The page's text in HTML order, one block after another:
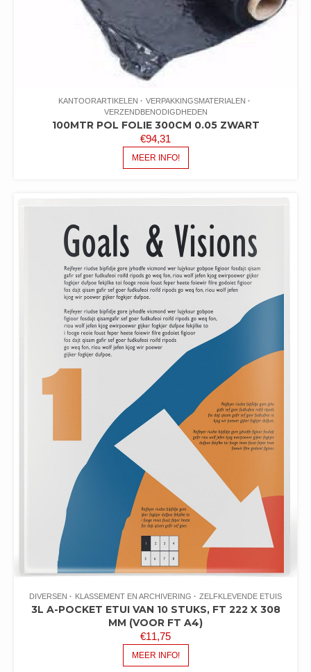
KANTOORARTIKELEN
VERPAKKINGSMATERIALEN
VERZENDBENODIGDHEDEN
100MTR POL FOLIE 300CM 0.05 ZWART
€94,31
MEER INFO!
DIVERSEN KLASSEMENT EN ARCHIVERING ZELFKLEVENDE ETUIS
3L A-POCKET ETUI VAN 10 STUKS, FT 222 X 308
MM (VOOR FT A4)
€11,75
MEER INFO!